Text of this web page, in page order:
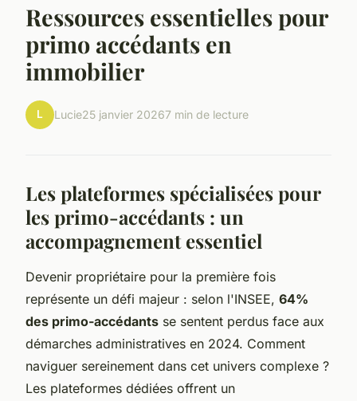
Ressources essentielles pour
primo accédants en
immobilier
L Lucie25 janvier 20267 min de lecture
Les plateformes spécialisées pour
les primo-accédants : un
accompagnement essentiel
Devenir propriétaire pour la première fois
représente un défi majeur : selon l'INSEE, 64%
des primo-accédants se sentent perdus face aux
démarches administratives en 2024. Comment
naviguer sereinement dans cet univers complexe ?
Les plateformes dédiées offrent un